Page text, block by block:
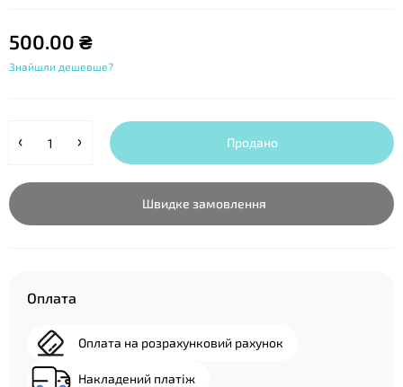
500.00 ₴
Знайшли дешевше?
Продано
Швидке замовлення
Оплата
Оплата на розрахунковий рахунок
Накладений платіж